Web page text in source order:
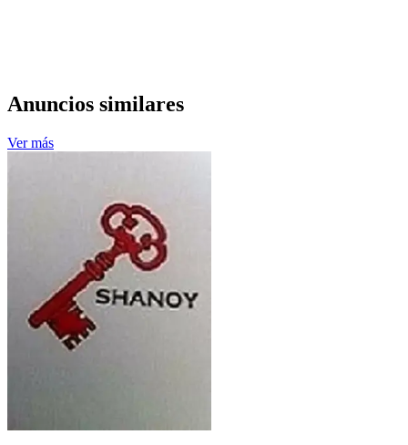
Anuncios similares
Ver más